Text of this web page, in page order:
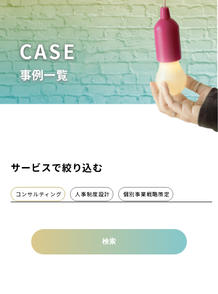
CASE
事例一覧
サービスで絞り込む
コンサルティング 人事制度設計 個別事業戦略策定